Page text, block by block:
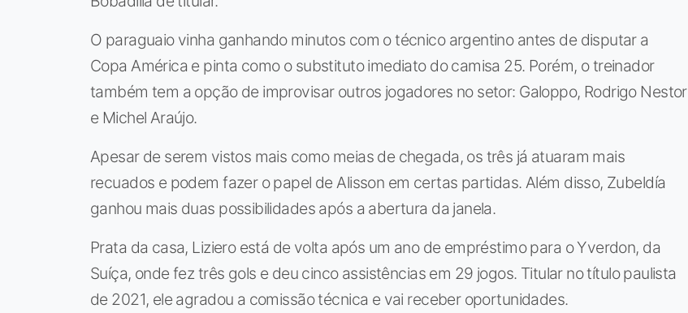
O paraguaio vinha ganhando minutos com o técnico argentino antes de disputar a
Copa América e pinta como o substituto imediato do camisa 25. Porém, o treinador
também tem a opção de improvisar outros jogadores no setor: Galoppo, Rodrigo Nestor
e Michel Araújo.
Apesar de serem vistos mais como meias de chegada, os três já atuaram mais
recuados e podem fazer o papel de Alisson em certas partidas. Além disso, Zubeldía
ganhou mais duas possibilidades após a abertura da janela.
Prata da casa, Liziero está de volta após um ano de empréstimo para o Yverdon, da
Suíça, onde fez três gols e deu cinco assistências em 29 jogos. Titular no título paulista
de 2021, ele agradou a comissão técnica e vai receber oportunidades.